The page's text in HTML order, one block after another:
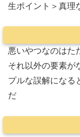
生ポイント＞真理
悪いやつなのはた
それ以外の要素が
プルな誤解になる
だ